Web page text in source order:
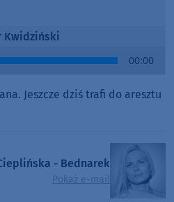
Kwidziński
00:00
Jeszcze dziś trafi do aresztu
- Bednarek
Pokaż e-mail